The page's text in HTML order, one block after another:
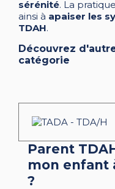
sérénité. La
ainsi à apaiser les
TDAH.
Découvrez
catégorie
Parent
mon enfant
?